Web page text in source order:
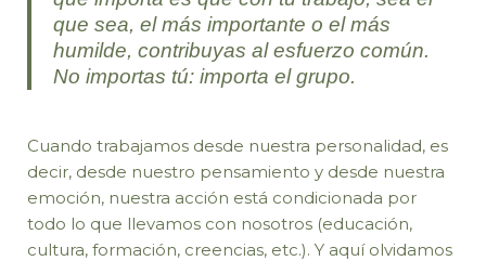
que sea, el más importante o el más
humilde, contribuyas al esfuerzo común.
No importas tú: importa el grupo.
Cuando trabajamos desde nuestra personalidad, es
decir, desde nuestro pensamiento y desde nuestra
emoción, nuestra acción está condicionada por
todo lo que llevamos con nosotros (educación,
cultura, formación, creencias, etc.). Y aquí olvidamos